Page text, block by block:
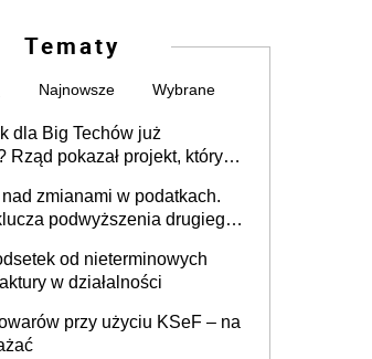
Tematy
Najnowsze Wybrane
dla Big Techów już
Rząd pokazał projekt, który
zmianami w podatkach.
podwyższenia drugiego
od nieterminowych
w działalności
przy użyciu KSeF – na